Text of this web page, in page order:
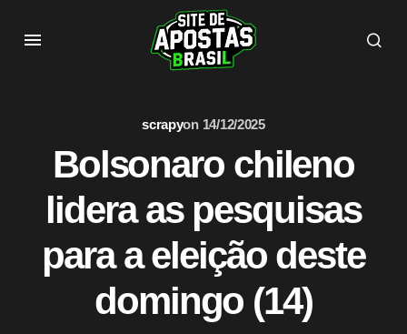
scrapyon 14/12/2025
Bolsonaro chileno
lidera as pesquisas
para a eleição deste
domingo (14)